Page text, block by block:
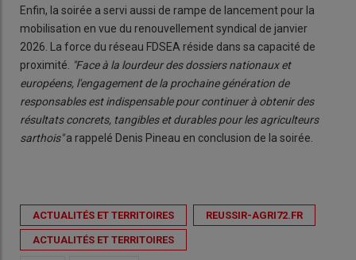
Enfin, la soirée a servi aussi de rampe de lancement pour la
mobilisation en vue du renouvellement syndical de janvier
2026. La force du réseau FDSEA réside dans sa capacité de
proximité. "Face à la lourdeur des dossiers nationaux et
européens, l'engagement de la prochaine génération de
responsables est indispensable pour continuer à obtenir des
résultats concrets, tangibles et durables pour les agriculteurs
sarthois"a rappelé Denis Pineau en conclusion de la soirée.
ACTUALITÉS ET TERRITOIRES REUSSIR-AGRI72.FR
ACTUALITÉS ET TERRITOIRES